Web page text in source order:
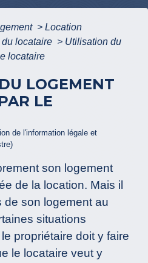
> Location
locataire > Utilisation du
locataire
LOGEMENT
LE
de l'information légale et
son logement
de la location. Mais il
de son logement au
situations
propriétaire doit y faire
le locataire veut y